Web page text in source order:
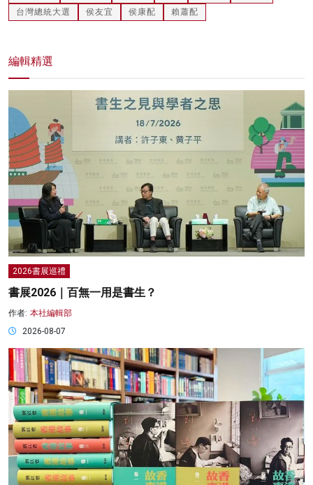
台灣總統大選
侯友宜 侯康配 賴蕭配
編輯精選
2026書展巡禮
書展2026｜百無一用是書生？
作者: 本社編輯部
2026-08-07